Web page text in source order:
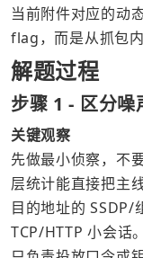
当前附件对应的动
flag，而是从抓包内
解题过程
步骤 1 - 区分噪
关键观察
先做最小侦察，不
层统计能直接把主
目的地址的 SSDP/
TCP/HTTP 小会话